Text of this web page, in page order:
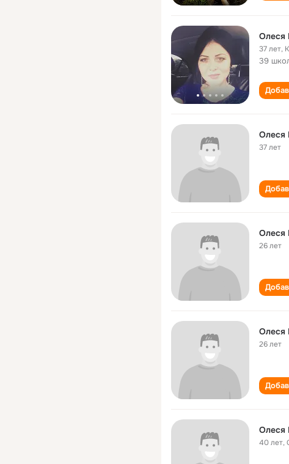
Олеся
37 лет,
39
Олеся
37 лет
Олеся
26 лет
Олеся
26 лет
Олеся
40 лет,